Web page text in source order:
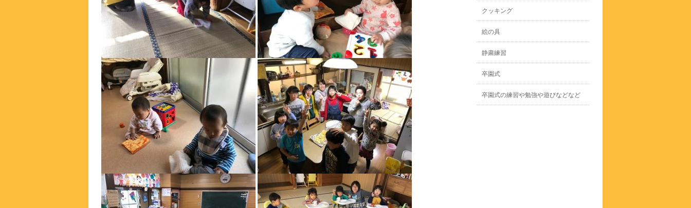
クッキング
絵の具
静粛練習
卒園式
卒園式の練習や勉強や遊びなどなど